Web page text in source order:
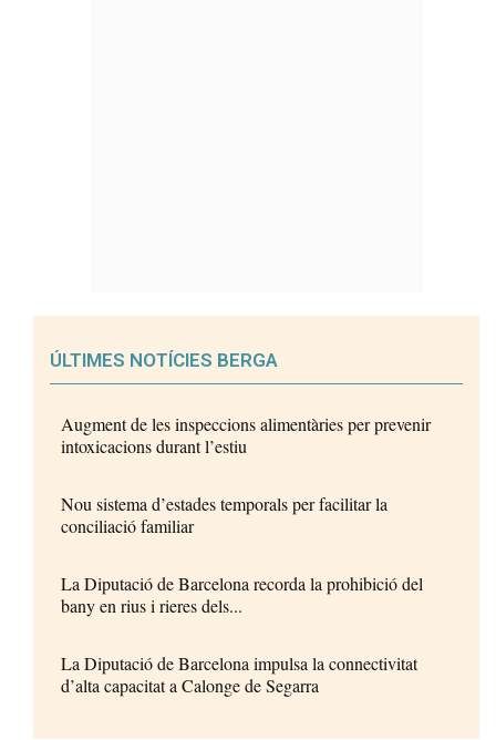
ÚLTIMES NOTÍCIES BERGA
Augment de les inspeccions alimentàries per prevenir
intoxicacions durant l’estiu
Nou sistema d’estades temporals per facilitar la
conciliació familiar
La Diputació de Barcelona recorda la prohibició del
bany en rius i rieres dels...
La Diputació de Barcelona impulsa la connectivitat
d’alta capacitat a Calonge de Segarra